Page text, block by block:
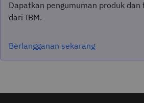
Dapatkan pengumuman produk
dari IBM.
Berlangganan sekarang